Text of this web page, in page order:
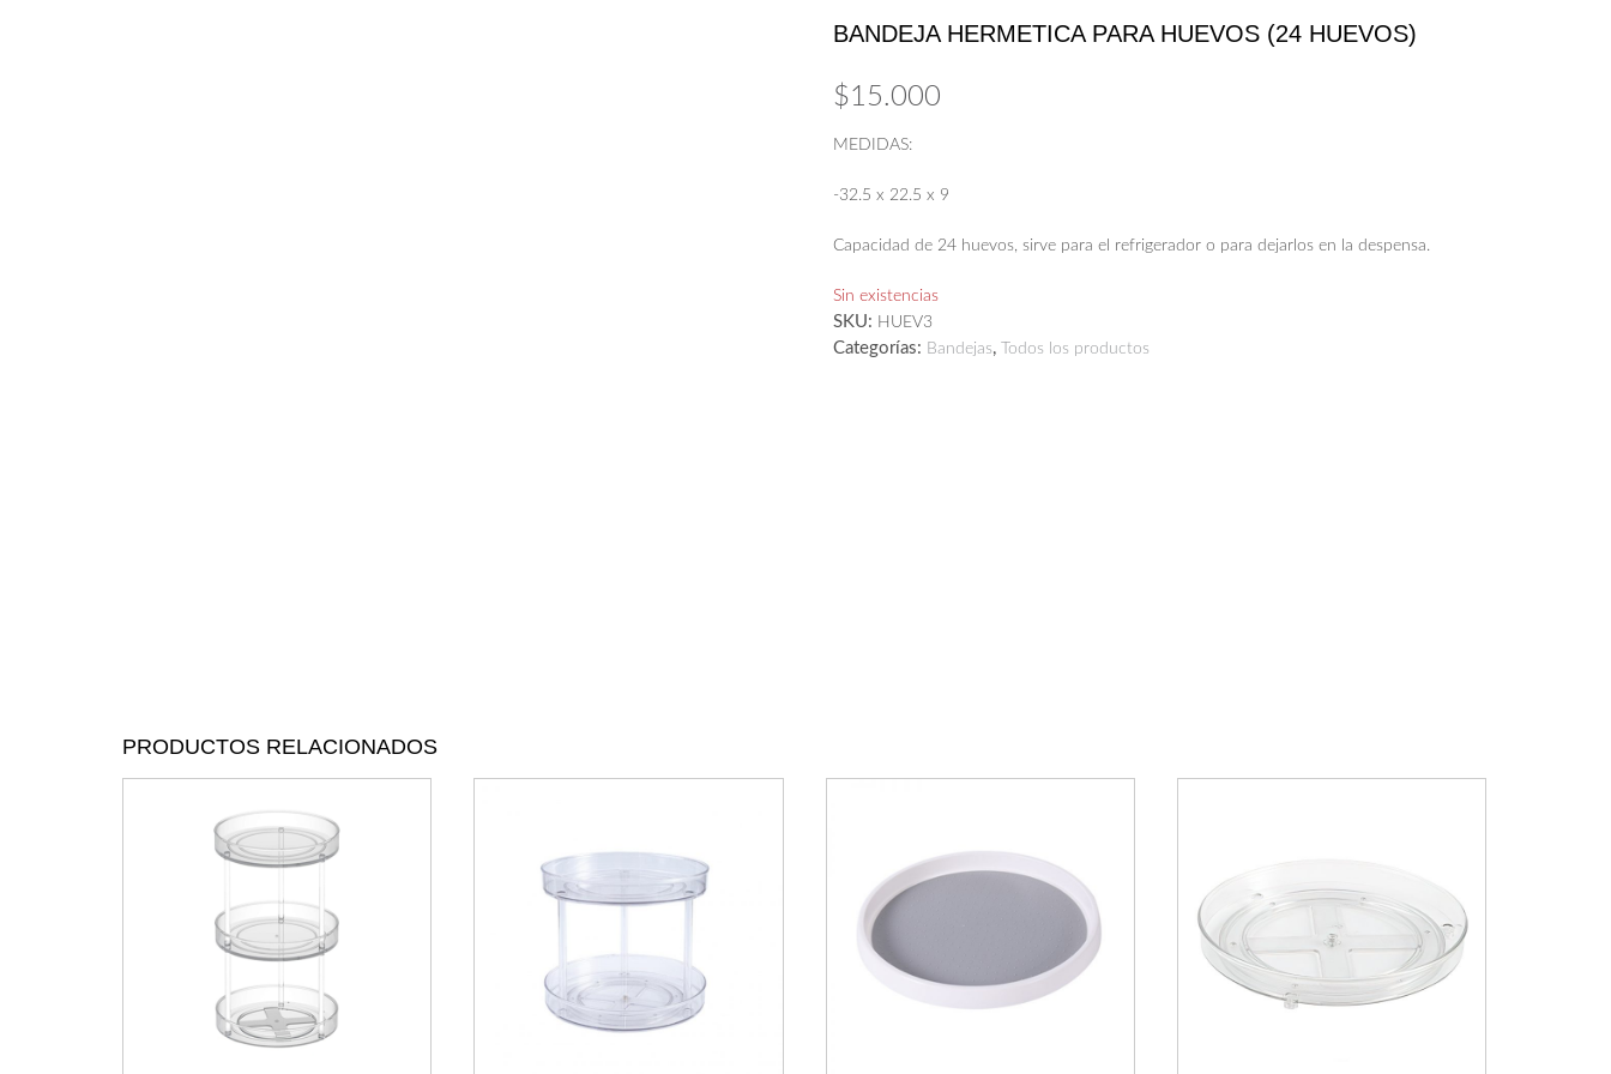
BANDEJA HERMETICA PARA HUEVOS (24 HUEVOS)
$15.000
MEDIDAS:
-32.5 x 22.5 x 9
Capacidad de 24 huevos, sirve para el refrigerador o para dejarlos en la despensa.
Sin existencias
SKU: HUEV3
Categorías: Bandejas, Todos los productos
PRODUCTOS RELACIONADOS